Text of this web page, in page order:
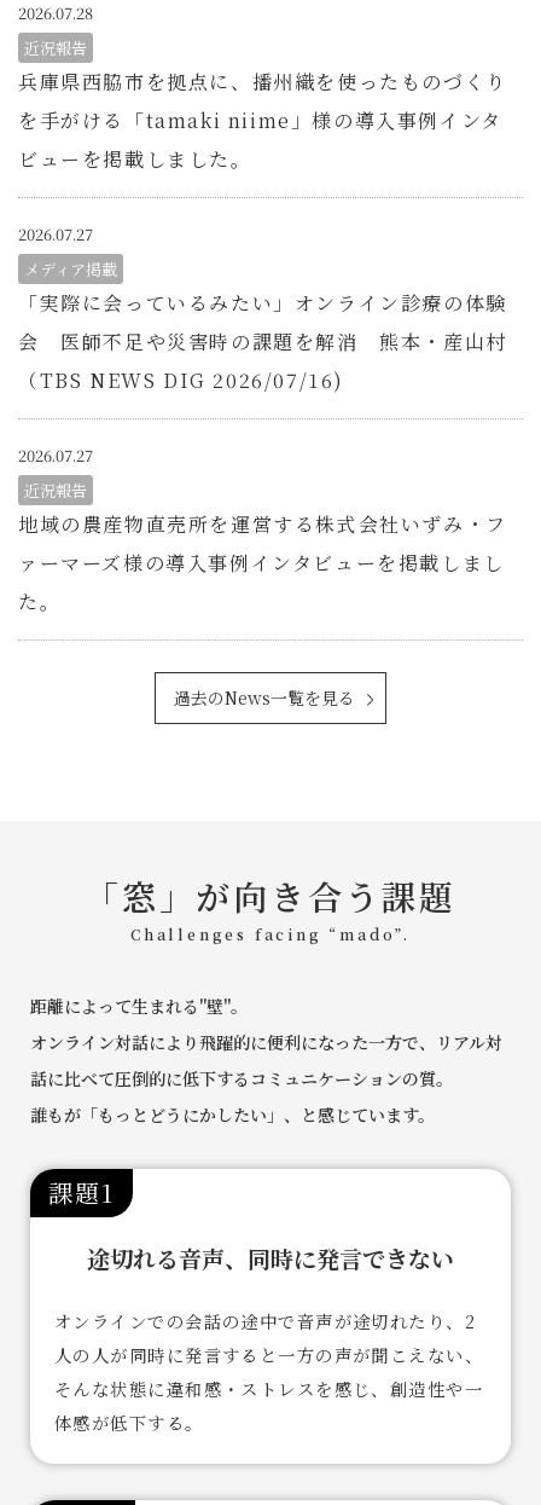
2026.07.28
近況報告
兵庫県西脇市を拠点に、播州織を使ったものづくり
を手がける「tamaki niime」様の導入事例インタ
ビューを掲載しました。
2026.07.27
メディア掲載
「実際に会っているみたい」オンライン診療の体験
会 医師不足や災害時の課題を解消 熊本・産山村
（TBS NEWS DIG 2026/07/16)
2026.07.27
近況報告
地域の農産物直売所を運営する株式会社いずみ・フ
ァーマーズ様の導入事例インタビューを掲載しまし
た。
過去のNews一覧を見る
「窓」が向き合う課題
Challenges facing “mado”.
距離によって生まれる"壁"。
オンライン対話により飛躍的に便利になった一方で、リアル対
話に比べて圧倒的に低下するコミュニケーションの質。
誰もが「もっとどうにかしたい」、と感じています。
課題1
途切れる音声、同時に発言できない
オンラインでの会話の途中で音声が途切れたり、2
人の人が同時に発言すると一方の声が聞こえない、
そんな状態に違和感・ストレスを感じ、創造性や一
体感が低下する。